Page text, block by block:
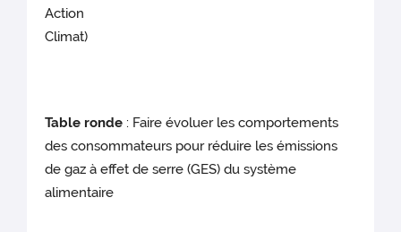
Action
Climat)
Table ronde : Faire évoluer les comportements
des consommateurs pour réduire les émissions
de gaz à effet de serre (GES) du système
alimentaire